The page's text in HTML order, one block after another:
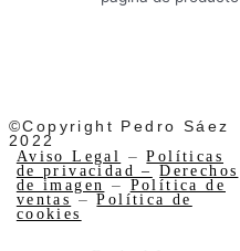
©Copyright Pedro Sáez
2022
Aviso Legal –Políticas
de privacidad –
Derechos
de imagen – Política de
ventas –Política de
cookies